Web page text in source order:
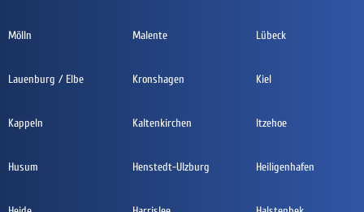
Mölln Malente Lübeck
Lauenburg / Elbe Kronshagen Kiel
Kappeln Kaltenkirchen Itzehoe
Husum Henstedt-Ulzburg Heiligenhafen